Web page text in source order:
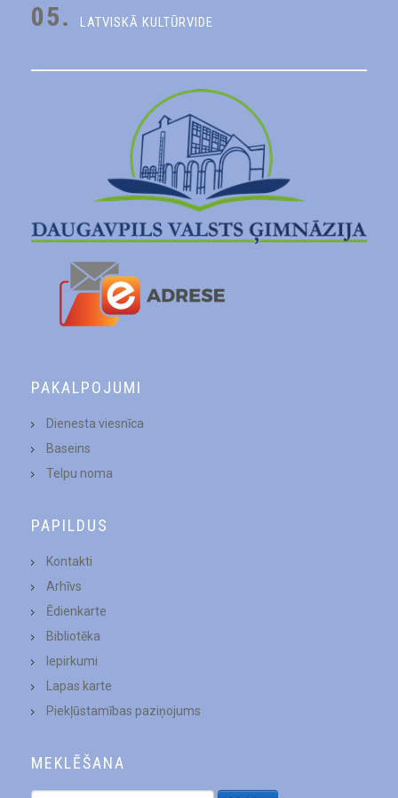
05. LATVISKĀ KULTŪRVIDE
PAKALPOJUMI
Dienesta viesnīca
Baseins
Telpu noma
PAPILDUS
Kontakti
Arhīvs
Ēdienkarte
Bibliotēka
Iepirkumi
Lapas karte
Piekļūstamības paziņojums
MEKLĒŠANA